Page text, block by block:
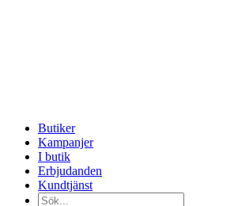
Butiker
Kampanjer
I butik
Erbjudanden
Kundtjänst
Sök...